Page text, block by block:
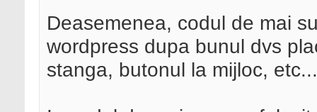
e,'sp'),
,'high');
}
}
php $values=
"); echo$values[ 0 ];
<img src="http://
button.jpg"
Pret:
php $values
Deasemenea, codul de mai
wordpress dupa bunul dvs
stanga, butonul la mijloc,